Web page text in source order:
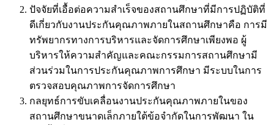
ปัจจัยที่เอื้อต่อความสำเร็จของสถานศึกษาที่มีการปฏิบัติที่
ดีเกี่ยวกับงานประกันคุณภาพภายในสถานศึกษาคือ การมี
ทรัพยากรทางการบริหารและจัดการศึกษาเพียงพอ ผู้
บริหารให้ความสำคัญและคณะกรรมการสถานศึกษามี
ส่วนร่วมในการประกันคุณภาพการศึกษา มีระบบในการ
ตรวจสอบคุณภาพการจัดการศึกษา
กลยุทธ์การขับเคลื่อนงานประกันคุณภาพภายในของ
สถานศึกษาขนาดเล็กภายใต้ข้อจำกัดในการพัฒนา ใน